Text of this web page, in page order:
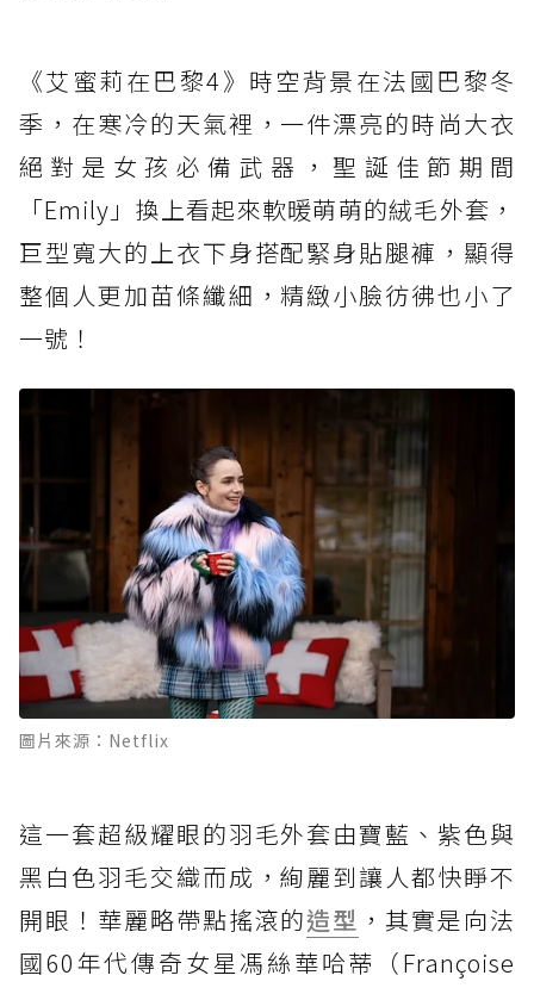
《艾蜜莉在巴黎4》時空背景在法國巴黎冬
季，在寒冷的天氣裡，一件漂亮的時尚大衣
絕對是女孩必備武器，聖誕佳節期間
「Emily」換上看起來軟暖萌萌的絨毛外套，
巨型寬大的上衣下身搭配緊身貼腿褲，顯得
整個人更加苗條纖細，精緻小臉彷彿也小了
一號！
圖片來源：Netflix
這一套超級耀眼的羽毛外套由寶藍、紫色與
黑白色羽毛交織而成，絢麗到讓人都快睜不
開眼！華麗略帶點搖滾的造型 ，其實是向法
國60年代傳奇女星馮絲華哈蒂（Françoise